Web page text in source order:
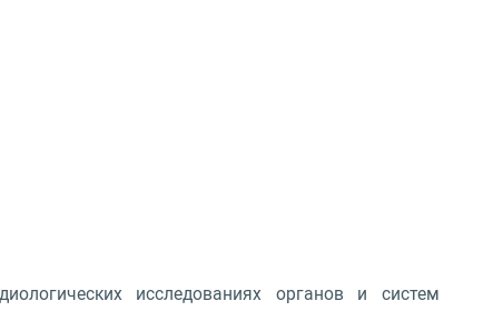
исследованиях органов и систем